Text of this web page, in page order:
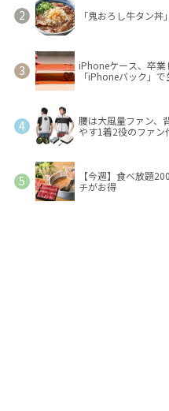
「鬼おろし牛タン
iPhoneケース、卒
「iPhoneバック」で
腰は大風量ファン、
やす1着2役のファ
【今週】食べ放題
チがお得